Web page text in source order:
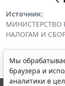
Источник:
МИНИСТЕРСТВО
НАЛОГАМ И
Мы
браузера и
аналитики в